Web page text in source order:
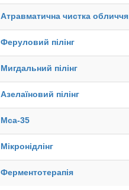
Атравматична чистка обличчя
Феруловий пілінг
Мигдальний пілінг
Азелаїновий пілінг
Mса-35
Мікронідлінг
Ферментотерапія